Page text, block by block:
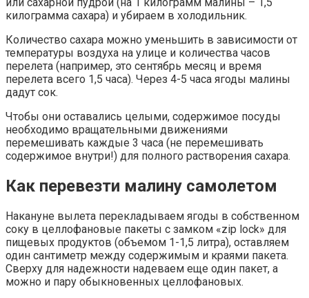
килограмма сахара) и убираем в холодильник.
Количество сахара можно уменьшить в зависимости от
температуры воздуха на улице и количества часов
перелета (например, это сентябрь месяц и время
перелета всего 1,5 часа). Через 4-5 часа ягоды малины
дадут сок.
Чтобы они оставались целыми, содержимое посуды
необходимо вращательными движениями
перемешивать каждые 3 часа (не перемешивать
содержимое внутри!) для полного растворения сахара.
Как перевезти малину самолетом
Накануне вылета перекладываем ягоды в собственном
соку в целлофановые пакеты с замком «zip lock» для
пищевых продуктов (объемом 1-1,5 литра), оставляем
один сантиметр между содержимым и краями пакета.
Сверху для надежности надеваем еще один пакет, а
можно и пару обыкновенных целлофановых.